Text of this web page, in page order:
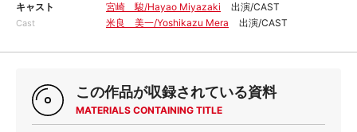
キャスト
Cast
宮崎 駿/Hayao Miyazaki
出演/CAST
米良 美一/Yoshikazu Mera
出演/CAST
この作品が収録されている資料
MATERIALS CONTAINING TITLE